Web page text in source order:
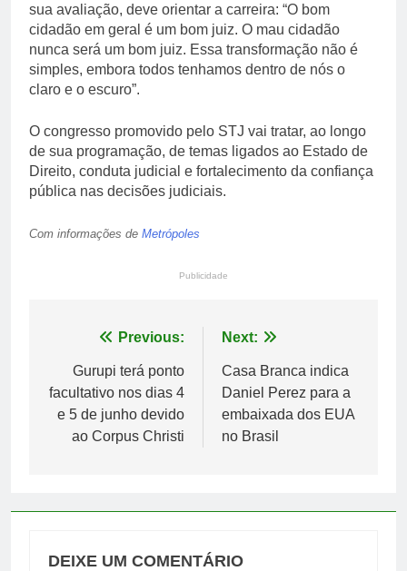
sua avaliação, deve orientar a carreira: “O bom
cidadão em geral é um bom juiz. O mau cidadão
nunca será um bom juiz. Essa transformação não é
simples, embora todos tenhamos dentro de nós o
claro e o escuro”.
O congresso promovido pelo STJ vai tratar, ao longo
de sua programação, de temas ligados ao Estado de
Direito, conduta judicial e fortalecimento da confiança
pública nas decisões judiciais.
Com informações de Metrópoles
Publicidade
Navegação
Post
Previous:
Gurupi terá ponto
facultativo nos dias 4
e 5 de junho devido
ao Corpus Christi
Next:
Casa Branca indica
Daniel Perez para a
embaixada dos EUA
no Brasil
DEIXE UM COMENTÁRIO